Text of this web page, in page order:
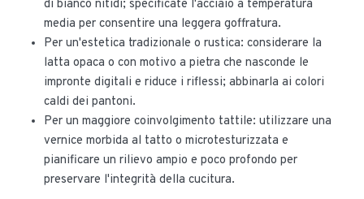
di bianco nitidi; specificate l'acciaio a temperatura
media per consentire una leggera goffratura.
Per un'estetica tradizionale o rustica: considerare la
latta opaca o con motivo a pietra che nasconde le
impronte digitali e riduce i riflessi; abbinarla ai colori
caldi dei pantoni.
Per un maggiore coinvolgimento tattile: utilizzare una
vernice morbida al tatto o microtesturizzata e
pianificare un rilievo ampio e poco profondo per
preservare l'integrità della cucitura.